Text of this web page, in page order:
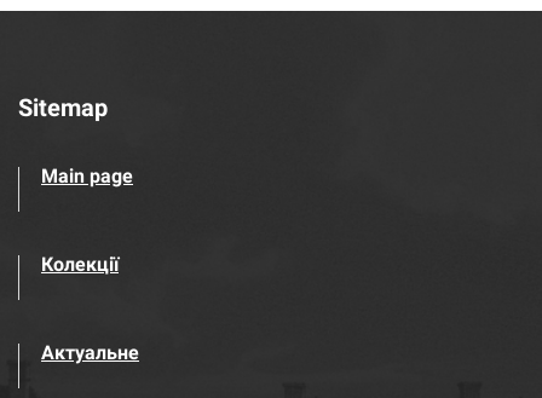
Sitemap
Main page
Колекції
Актуальне